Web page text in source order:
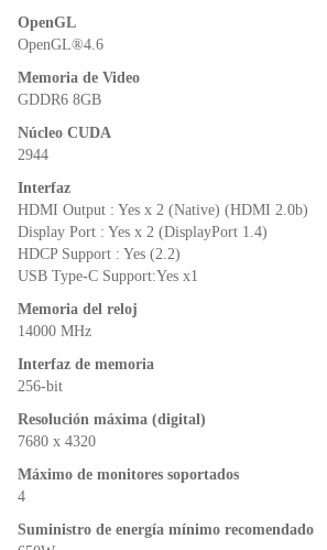
OpenGL
OpenGL®4.6
Memoria de Video
GDDR6 8GB
Núcleo CUDA
2944
Interfaz
HDMI Output : Yes x 2 (Native) (HDMI 2.0b)
Display Port : Yes x 2 (DisplayPort 1.4)
HDCP Support : Yes (2.2)
USB Type-C Support:Yes x1
Memoria del reloj
14000 MHz
Interfaz de memoria
256-bit
Resolución máxima (digital)
7680 x 4320
Máximo de monitores soportados
4
Suministro de energía mínimo recomendado